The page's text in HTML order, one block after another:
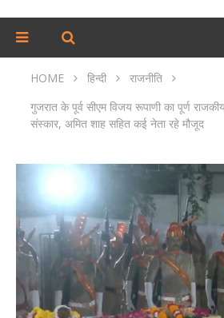
HOME हिन्दी
राजनीति
गुजरात के पूर्व सीएम विजय रूपाणी का पूर्ण
संस्कार, अमित शाह सहित कई नेता रहे मौजूद